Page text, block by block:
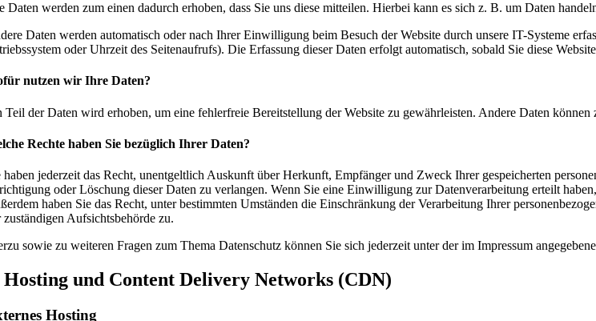
Daten werden zum einen dadurch erhoben, dass Sie uns diese mitteilen. Hierbei kann es sich z. B. um Daten
Daten werden automatisch oder nach Ihrer Einwilligung beim Besuch der Website durch unsere IT-Systeme
oder Uhrzeit des Seitenaufrufs). Die Erfassung dieser Daten erfolgt automatisch, sobald Sie diese
nutzen wir Ihre Daten?
Teil der Daten wird erhoben, um eine fehlerfreie Bereitstellung der Website zu gewährleisten. Andere Daten
Rechte haben Sie bezüglich Ihrer Daten?
haben jederzeit das Recht, unentgeltlich Auskunft über Herkunft, Empfänger und Zweck Ihrer gespeicherten
oder Löschung dieser Daten zu verlangen. Wenn Sie eine Einwilligung zur Datenverarbeitung erteilt
haben Sie das Recht, unter bestimmten Umständen die Einschränkung der Verarbeitung Ihrer
zuständigen Aufsichtsbehörde zu.
sowie zu weiteren Fragen zum Thema Datenschutz können Sie sich jederzeit unter der im Impressum
Hosting und Content Delivery Networks (CDN)
Hosting